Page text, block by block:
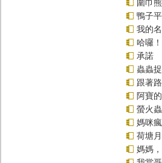
圍巾
鴨子
我的
哈囉
承諾
蟲蟲
跟著
阿寶
螢火
媽咪
荷塘
媽媽